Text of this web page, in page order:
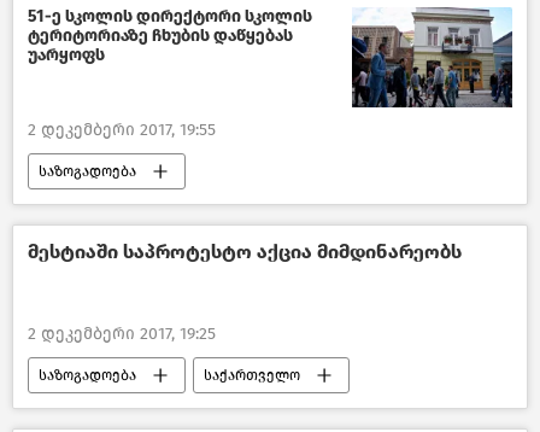
სისხლიანი გარჩევა მოზარდებს შორის 2020
საქართველო
51-ე სკოლის დირექტორი სკოლის
ტერიტორიაზე ჩხუბის დაწყებას
უარყოფს
2 დეკემბერი 2017, 19:55
საზოგადოება
კრიმინალი საქართველოში – 2018
სისხლიანი გარჩევა მოზარდებს შორის 2020
მესტიაში საპროტესტო აქცია მიმდინარეობს
2 დეკემბერი 2017, 19:25
საზოგადოება საქართველო